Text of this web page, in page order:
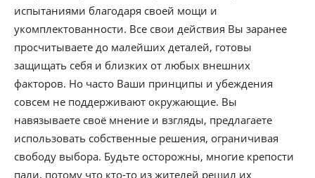
испытаниями благодаря своей мощи и
укомплектованности. Все свои действия Вы заранее
просчитываете до малейших деталей, готовы
защищать себя и близких от любых внешних
факторов. Но часто Ваши принципы и убеждения
совсем не поддерживают окружающие. Вы
навязываете своё мнение и взгляды, предлагаете
использовать собственные решения, ограничивая
свободу выбора. Будьте осторожны, многие крепости
пали, потому что кто-то из жителей решил их